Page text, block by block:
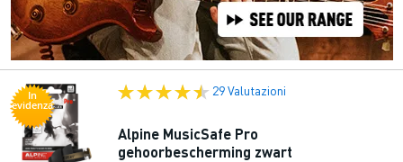
In
evidenza
29 Valutazioni
Alpine MusicSafe Pro
gehoorbescherming zwart